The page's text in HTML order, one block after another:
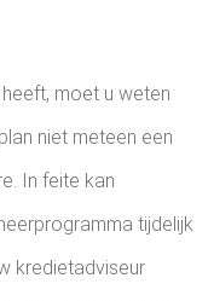
moet u weten
niet meteen een
In feite kan
tijdelijk
kredietadviseur